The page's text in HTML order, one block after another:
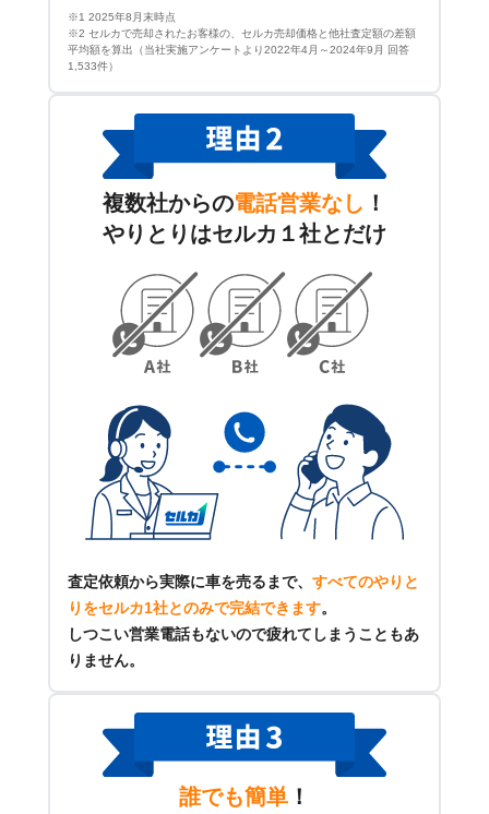
※1 2025年8月末時点
※2 セルカで売却されたお客様の、セルカ売却価格と他社査定額の差額
平均額を算出（当社実施アンケートより2022年4月～2024年9月 回答
1,533件）
複数社からの電話営業なし ！
やりとりはセルカ１社とだけ
査定依頼から実際に車を売るまで、 すべてのやりと
りをセルカ1社とのみで完結できます。
しつこい営業電話もないので疲れてしまうこともあ
りません。
誰でも簡単 ！